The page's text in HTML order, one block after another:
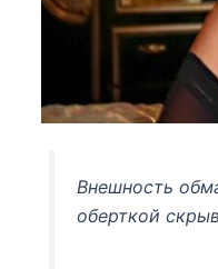
Внешность
оберткой